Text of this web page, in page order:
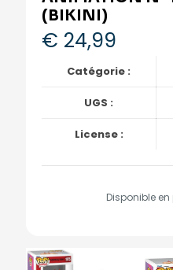
(BIKINI)
€ 24,99
Catégorie :
UGS :
License :
Disponible